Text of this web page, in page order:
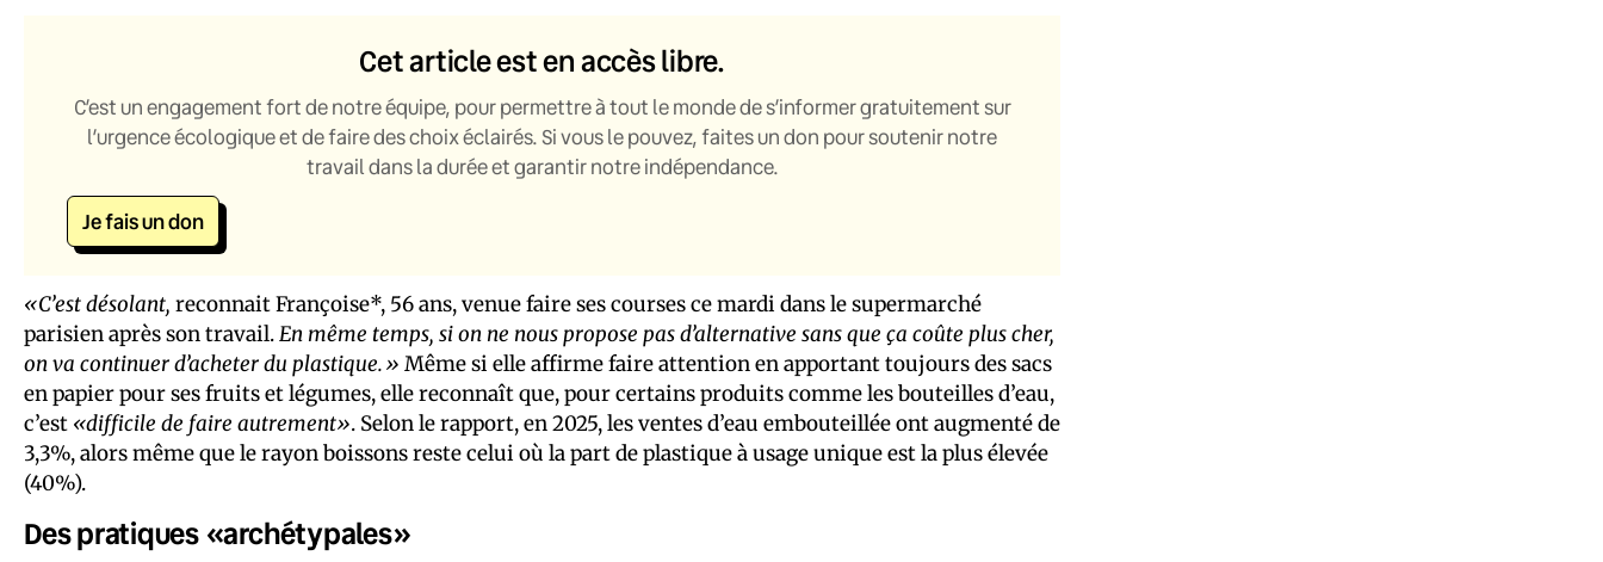
Cet article est en accès libre.
C’est un engagement fort de notre équipe, pour permettre à tout le monde de s’informer gratuitement sur
l’urgence écologique et de faire des choix éclairés. Si vous le pouvez, faites un don pour soutenir notre
travail dans la durée et garantir notre indépendance.
Je fais un don
«C’est désolant, reconnait Françoise*, 56 ans, venue faire ses courses ce mardi dans le supermarché
parisien après son travail.En même temps, si on ne nous propose pas d’alternative sans que ça coûte plus cher,
on va continuer d’acheter du plastique.» Même si elle affirme faire attention en apportant toujours des sacs
en papier pour ses fruits et légumes, elle reconnaît que, pour certains produits comme les bouteilles d’eau,
c’est «difficile de faire autrement». Selon le rapport, en 2025, les ventes d’eau embouteillée ont augmenté de
3,3%, alors même que le rayon boissons reste celui où la part de plastique à usage unique est la plus élevée
(40%).
Des pratiques «archétypales»